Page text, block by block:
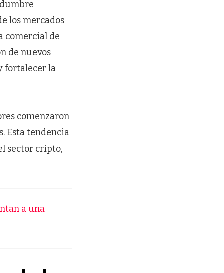
los mercados
comercial de
de nuevos
fortalecer la
comenzaron
Esta tendencia
sector cripto,
a una